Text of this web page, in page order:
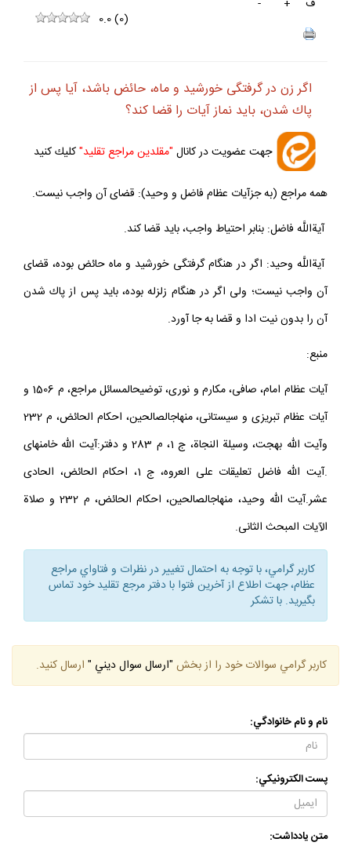
ف
+
-
0.0(0)
اگر زن در گرفتگى خورشيد و ماه، حائض باشد، آيا پس از
پاك شدن، بايد نماز آيات را قضا كند؟
جهت عضويت در كانال "مقلدين مراجع تقليد"كليك كنيد
همه مراجع (به جزآيات عظام فاضل و وحيد): قضاى آن واجب نيست.
آيةاللَّه فاضل: بنابر احتياط واجب، بايد قضا كند.
آيةاللَّه وحيد: اگر در هنگام گرفتگى خورشيد و ماه حائض بوده، قضاى
آن واجب نيست؛ ولى اگر در هنگام زلزله بوده، بايد پس از پاك شدن
آن را بدون نيت ادا و قضا به جا آورد.
منبع:
آيات عظام امام، صافى، مكارم و نورى، توضيح‏المسائل مراجع، م 1506 و
آيات عظام تبريزى و سيستانى، منهاج‏الصالحين، احكام الحائض، م 232
وآيت الله بهجت، وسيلة النجاة، ج 1، م 283 و دفتر:آيت الله خامنه‏اى
.آيت الله فاضل تعليقات على العروه، ج 1، احكام الحائض، الحادى
عشر.آيت الله وحيد، منهاج‏الصالحين، احكام الحائض، م 232 و صلاة
الآيات المبحث الثانى.
كاربر گرامي، با توجه به احتمال تغيير در نظرات و فتاواي مراجع
عظام، جهت اطلاع از آخرين فتوا با دفتر مرجع تقليد خود تماس
بگيريد. با تشكر
كاربر گرامي سوالات خود را از بخش "ارسال سوال ديني " ارسال كنيد.
نام و نام خانوادگي:
پست الكترونيكي:
متن يادداشت: